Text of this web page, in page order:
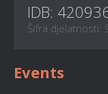
IDB:
Šifra djelatnosti:
Events